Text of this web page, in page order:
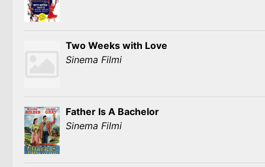
Two Weeks with Love
Sinema Filmi
Father Is A Bachelor
Sinema Filmi